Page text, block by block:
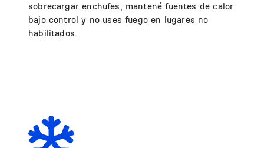
sobrecargar enchufes, mantené fuentes de calor
bajo control y no uses fuego en lugares no
habilitados.